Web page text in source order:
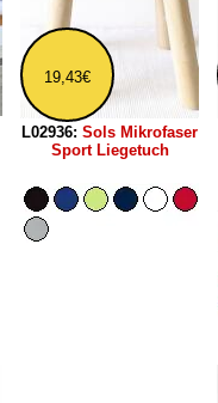
19,43€
L02936: Sols Mikrofaser
Sport Liegetuch